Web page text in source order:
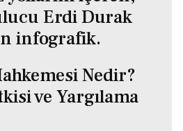
Nedir?
ve Yargılama